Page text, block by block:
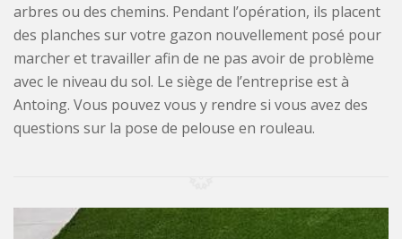
arbres ou des chemins. Pendant l’opération, ils placent
des planches sur votre gazon nouvellement posé pour
marcher et travailler afin de ne pas avoir de problème
avec le niveau du sol. Le siège de l’entreprise est à
Antoing. Vous pouvez vous y rendre si vous avez des
questions sur la pose de pelouse en rouleau.